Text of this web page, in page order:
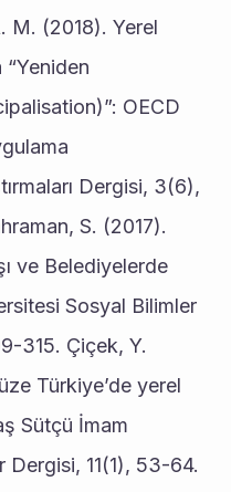
M. (2018). Yerel
OECD
Dergisi, 3(6),
S. (2017).
ve Belediyelerde
Sosyal Bilimler
315. Çiçek, Y.
Türkiye’de yerel
Sütçü İmam
11(1), 53-64.